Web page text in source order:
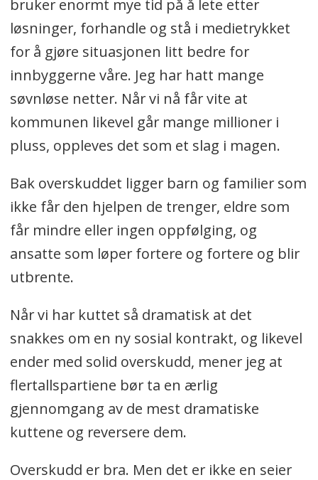
bruker enormt mye tid på å lete etter
løsninger, forhandle og stå i medietrykket
for å gjøre situasjonen litt bedre for
innbyggerne våre. Jeg har hatt mange
søvnløse netter. Når vi nå får vite at
kommunen likevel går mange millioner i
pluss, oppleves det som et slag i magen.
Bak overskuddet ligger barn og familier som
ikke får den hjelpen de trenger, eldre som
får mindre eller ingen oppfølging, og
ansatte som løper fortere og fortere og blir
utbrente.
Når vi har kuttet så dramatisk at det
snakkes om en ny sosial kontrakt, og likevel
ender med solid overskudd, mener jeg at
flertallspartiene bør ta en ærlig
gjennomgang av de mest dramatiske
kuttene og reversere dem.
Overskudd er bra. Men det er ikke en seier